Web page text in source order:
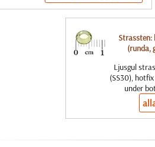
Strassten:
(runda,
Ljusgul
(SS30),
under